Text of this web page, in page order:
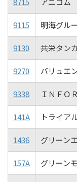
9115 明海グル
9130 共栄タン
9270 バリュエ
9338 ＩＮＦＯ
141A トライア
1436 グリーン
157A グリーン